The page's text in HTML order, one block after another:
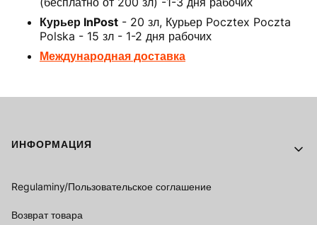
Курьер InPost - 20 зл, Курьер Pocztex Poczta
Polska - 15 зл - 1-2 дня рабочих
Международная доставка
Footer menu
ИНФОРМАЦИЯ
Regulaminy/Пользовательское соглашение
Возврат товара